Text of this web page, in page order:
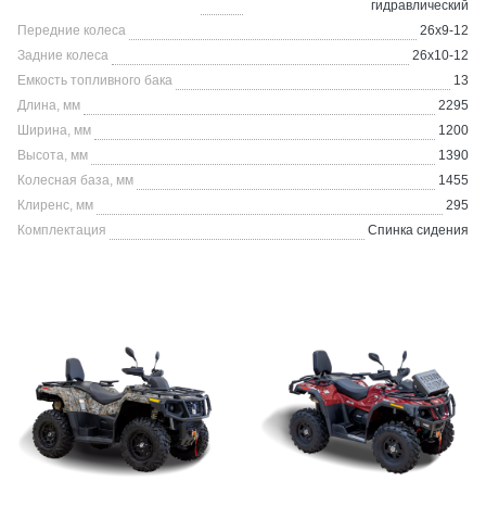
гидравлический
Передние колеса
26х9-12
Задние колеса
26х10-12
Емкость топливного бака
13
Длина, мм
2295
Ширина, мм
1200
Высота, мм
1390
Колесная база, мм
1455
Клиренс, мм
295
Комплектация
Спинка сидения